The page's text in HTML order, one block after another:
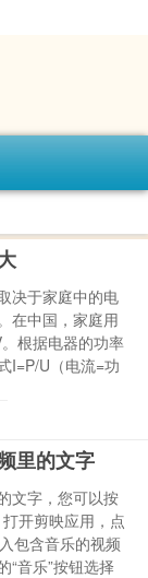
决于家庭中的电
在中国，家庭用
根据电器的功率
I=P/U（电流=功
里的文字
文字，您可以按
开剪映应用，点
包含音乐的视频
“音乐”按钮选择